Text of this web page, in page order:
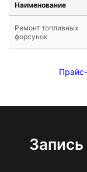
Наименование
Ремонт топливных
форсунок